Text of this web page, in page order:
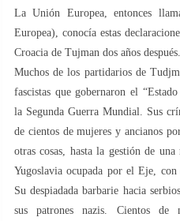
La Unión Europea, entonces
Europea), conocía estas
Croacia de Tujman dos años después.
Muchos de los partidarios de
fascistas que gobernaron el
la Segunda Guerra Mundial. Sus
de cientos de mujeres y ancianos
otras cosas, hasta la gestión de
Yugoslavia ocupada por el Eje, con
Su despiadada barbarie hacia
sus patrones nazis. Cientos de